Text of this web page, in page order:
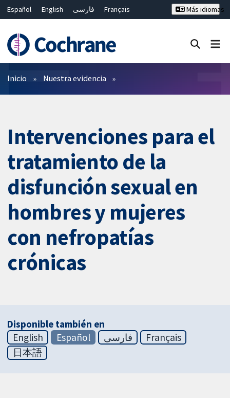
Español English فارسی
Français
Bahasa Malaysia
ไทย 繁體中文
Más idiomas
Filtros
Inicio Nuestra evidencia
Intervenciones para el
tratamiento de la
disfunción sexual en
hombres y mujeres
con nefropatías
crónicas
Disponible también en
English
Español فارسی
Français
日本語